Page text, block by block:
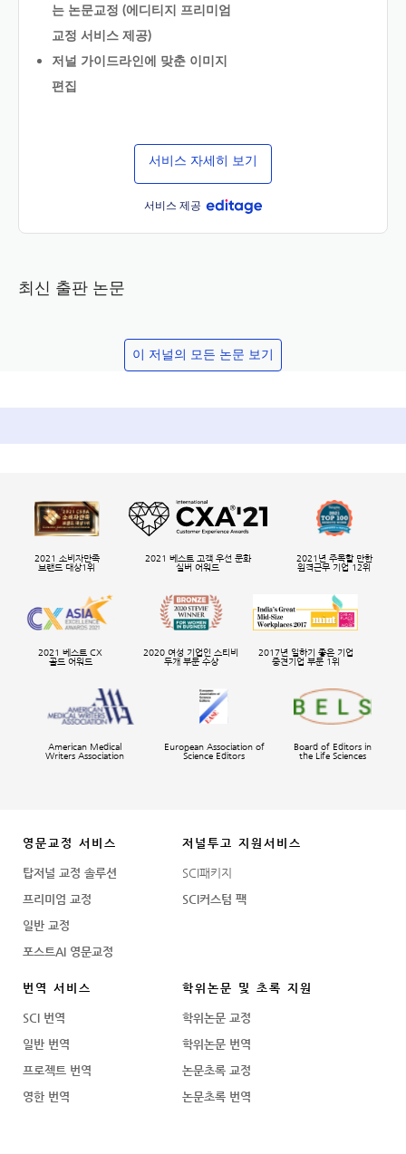
는 논문교정 (에디티지 프리미엄
교정 서비스 제공)
저널 가이드라인에 맞춘 이미지
편집
서비스 자세히 보기
서비스 제공
최신 출판 논문
이 저널의 모든 논문 보기